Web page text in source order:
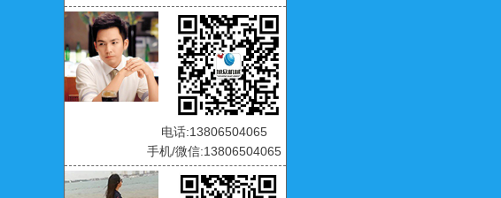
电话:13806504065
手机/微信:13806504065